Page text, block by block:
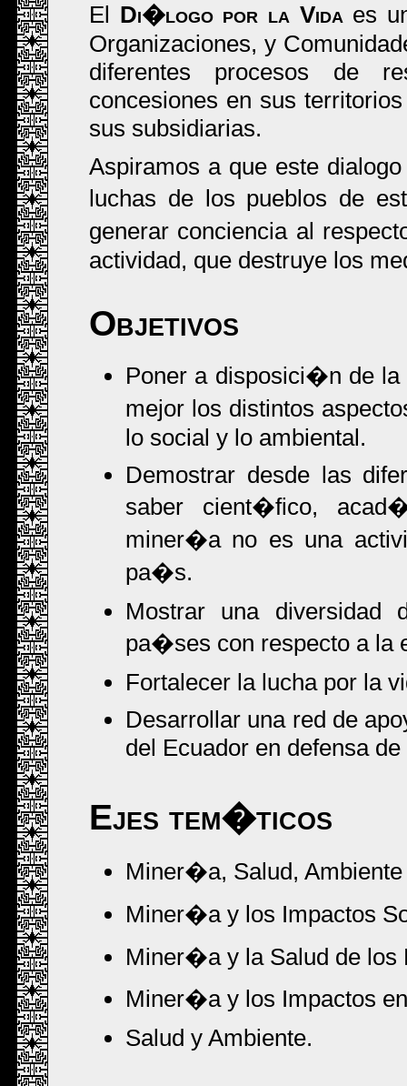
El Di�logo por la Vidaes
Organizaciones, y
diferentes procesos de
concesiones en sus
sus subsidiarias.
Aspiramos a que este
luchas de los pueblos de
generar conciencia al
actividad, que destruye los
Objetivos
Poner a disposici�n de la
mejor los distintos
lo social y lo ambiental.
Demostrar desde las
saber cient�fico,
miner�a no es una
pa�s.
Mostrar una diversidad
pa�ses con respecto a la
Fortalecer la lucha por la
Desarrollar una red de
del Ecuador en defensa
Ejes tem�ticos
Miner�a, Salud, Ambiente
Miner�a y los Impactos
Miner�a y la Salud de los
Miner�a y los Impactos
Salud y Ambiente.